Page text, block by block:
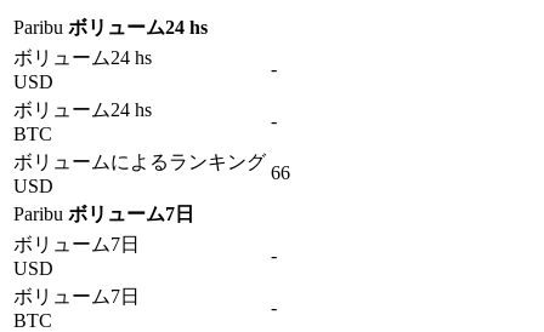
Paribu ボリューム24 hs
ボリューム24 hs
USD
-
ボリューム24 hs
BTC
-
ボリュームによるランキング
USD
66
Paribu ボリューム7日
ボリューム7日
USD
-
ボリューム7日
BTC
-